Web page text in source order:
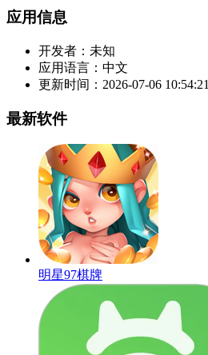
应用信息
开发者： 未知
应用语言： 中文
更新时间： 2026-07-06 10:54:21
最新软件
明星97棋牌